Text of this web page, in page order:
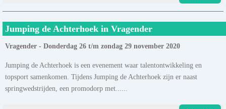
Jumping de Achterhoek in Vragender
Vragender - Donderdag 26 t/m zondag 29 november 2020
Jumping de Achterhoek is een evenement waar talentontwikkeling en
topsport samenkomen. Tijdens Jumping de Achterhoek zijn er naast
springwedstrijden, een promodorp met......